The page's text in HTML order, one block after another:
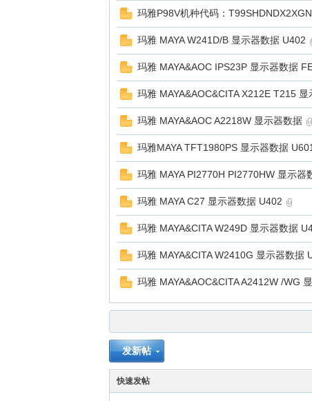
玛雅P98V机种代码：
玛雅 MAYA W241D/B 显示器数据 U402
玛雅 MAYA&AOC IPS23P 显示器数据
玛雅 MAYA&AOC&CITA X212E T215
玛雅 MAYA&AOC A2218W 显示器数据
玛雅MAYA TFT1980PS 显示器数据 U601
玛雅 MAYA PI2770H PI2770HW 显示器
玛雅 MAYA C27 显示器数据 U402
玛雅 MAYA&CITA W249D 显示器数据
玛雅 MAYA&CITA W2410G 显示器数据
玛雅 MAYA&AOC&CITA A2412W /WG
发新帖
快速发帖